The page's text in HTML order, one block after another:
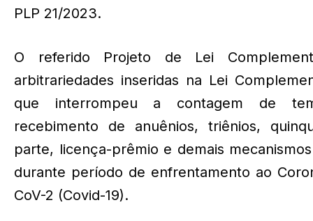
PLP 21/2023.
O referido Projeto de Lei
arbitrariedades inseridas na Lei
que interrompeu a contagem de
recebimento de anuênios, triênios,
parte, licença-prêmio e demais
durante período de enfrentamento ao
CoV-2 (Covid-19).